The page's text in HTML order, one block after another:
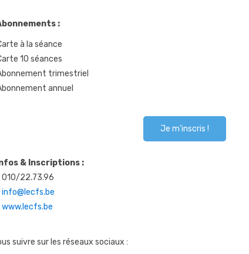
:
à la séance
10 séances
trimestriel
annuel
Je m'inscris !
& Inscriptions :
010/22.73.96
info@lecfs.be
www.lecfs.be
suivre sur les réseaux sociaux :